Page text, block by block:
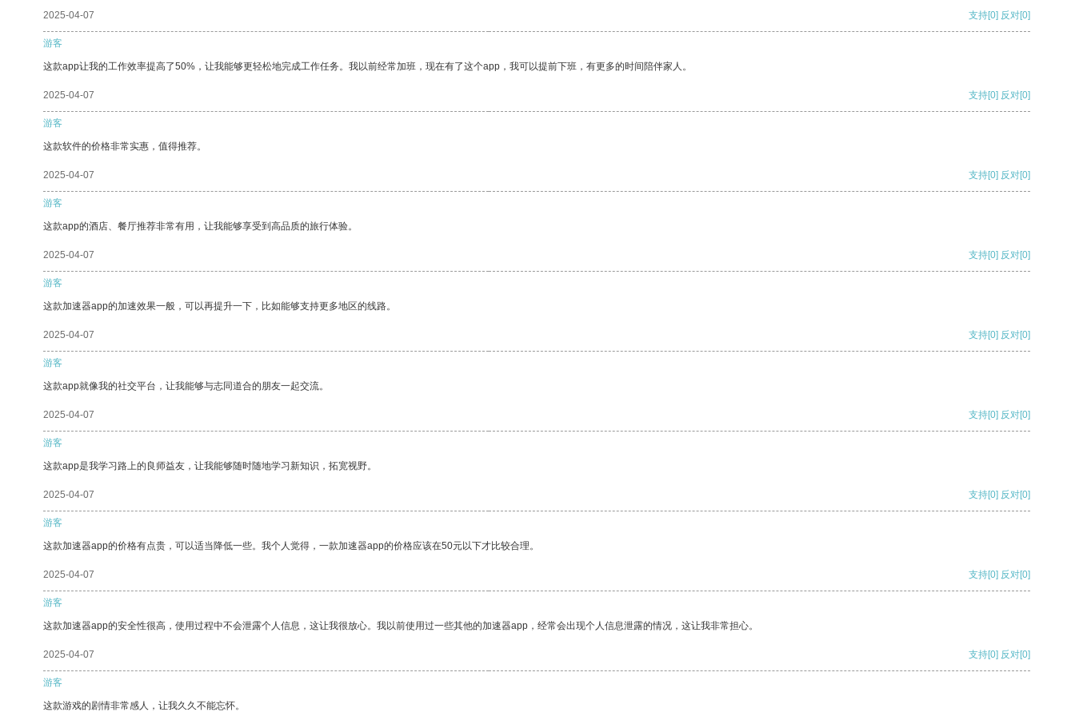
2025-04-07 支持[0] 反对[0]
游客
这款app让我的工作效率提高了50%，让我能够更轻松地完成工作任务。我以前经常加班，现在有了这个app，我可以提前下班，有更多的时间陪伴家人。
2025-04-07 支持[0] 反对[0]
游客
这款软件的价格非常实惠，值得推荐。
2025-04-07 支持[0] 反对[0]
游客
这款app的酒店、餐厅推荐非常有用，让我能够享受到高品质的旅行体验。
2025-04-07 支持[0] 反对[0]
游客
这款加速器app的加速效果一般，可以再提升一下，比如能够支持更多地区的线路。
2025-04-07 支持[0] 反对[0]
游客
这款app就像我的社交平台，让我能够与志同道合的朋友一起交流。
2025-04-07 支持[0] 反对[0]
游客
这款app是我学习路上的良师益友，让我能够随时随地学习新知识，拓宽视野。
2025-04-07 支持[0] 反对[0]
游客
这款加速器app的价格有点贵，可以适当降低一些。我个人觉得，一款加速器app的价格应该在50元以下才比较合理。
2025-04-07 支持[0] 反对[0]
游客
这款加速器app的安全性很高，使用过程中不会泄露个人信息，这让我很放心。我以前使用过一些其他的加速器app，经常会出现个人信息泄露的情况，这让我非常担心。
2025-04-07 支持[0] 反对[0]
游客
这款游戏的剧情非常感人，让我久久不能忘怀。